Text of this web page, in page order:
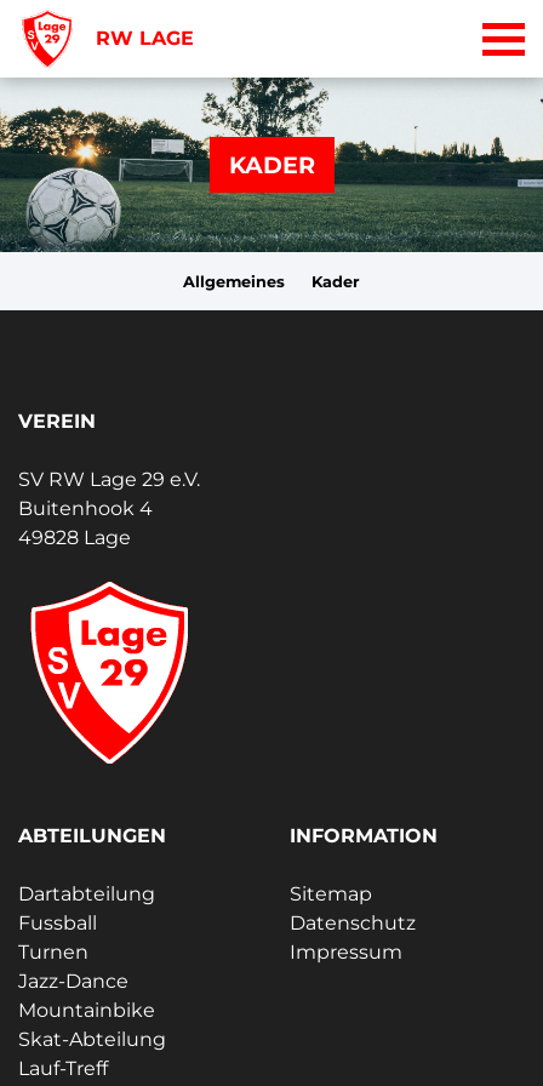
RW LAGE
KADER
Allgemeines Kader
VEREIN
SV RW Lage 29 e.V.
Buitenhook 4
49828 Lage
ABTEILUNGEN
Dartabteilung
Fussball
Turnen
Jazz-Dance
Mountainbike
Skat-Abteilung
Lauf-Treff
INFORMATION
Sitemap
Datenschutz
Impressum